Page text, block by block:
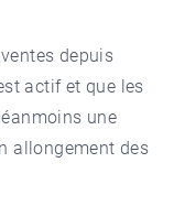
depuis
actif et que les
une
allongement des